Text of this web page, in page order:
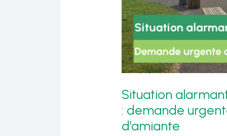
Situation
: demande
d’amiante